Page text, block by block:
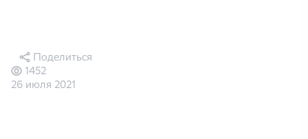
26 июля 2021
1452
Поделиться